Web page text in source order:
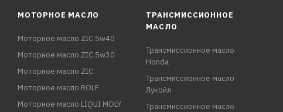
МОТОРНОЕ МАСЛО
Моторное масло ZIC 5w40
Моторное масло ZIC 5w30
Моторное масло ZIC
Моторное масло ROLF
Моторное масло LIQUI MOLY
ТРАНСМИССИОННОЕ
МАСЛО
Трансмиссионное масло
Honda
Трансмиссионное масло
Лукойл
Трансмиссионное масло